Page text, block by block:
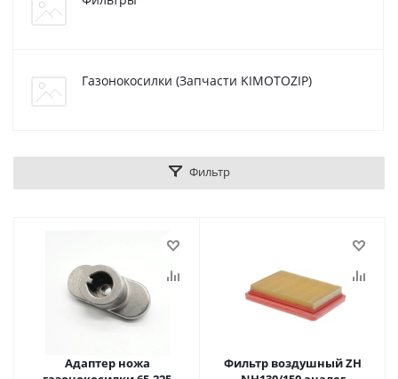
Газонокосилки (Запчасти KIMOTOZIP)
Фильтр
Адаптер ножа
Фильтр воздушный ZH